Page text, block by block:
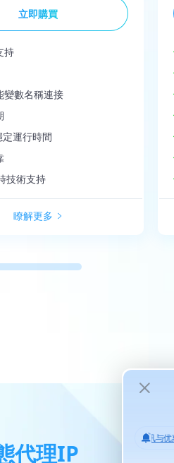
立即購買
持
變數名稱連接
運行時間
技術支持
瞭解更多
代理IP